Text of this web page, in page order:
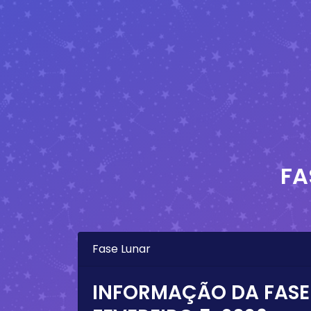
Fase Lunar
INFORMAÇÃO DA